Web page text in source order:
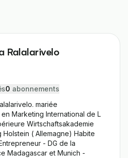
Ralalarivelo
s0 abonnements
mariée
Marketing International de L
Wirtschaftsakademie
Holstein ( Allemagne) Habite
- DG de la
Madagascar et Munich -